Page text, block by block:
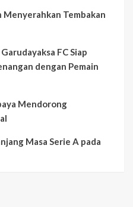
Menyerahkan Tembakan
FC Siap
dengan Pemain
Mendorong
Masa Serie A pada